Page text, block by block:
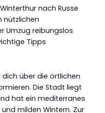
nach Russe
nützlichen
Umzug reibungslos
Tipps
über die örtlichen
Die Stadt liegt
hat ein mediterranes
milden Wintern. Zur